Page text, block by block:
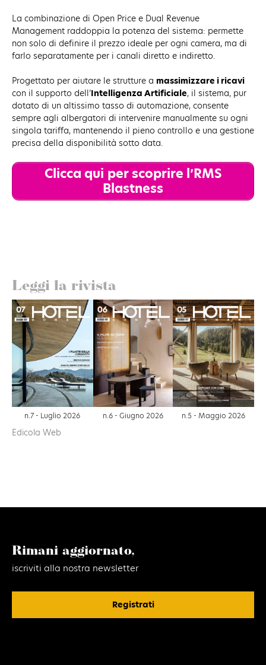
La combinazione di Open Price e Dual Revenue
Management raddoppia la potenza del sistema: permette
non solo di definire il prezzo ideale per ogni camera, ma di
farlo separatamente per i canali diretto e indiretto.
Progettato per aiutare le strutture a massimizzare i ricavi
con il supporto dell’Intelligenza Artificiale, il sistema, pur
dotato di un altissimo tasso di automazione, consente
sempre agli albergatori di intervenire manualmente su ogni
singola tariffa, mantenendo il pieno controllo e una gestione
precisa della disponibilità sotto data.
Clicca qui per scoprire l’RMS
Blastness
Leggi la rivista
n.7 - Luglio 2026 n.6 - Giugno 2026 n.5 - Maggio 2026
Edicola Web
Rimani aggiornato,
iscriviti alla nostra newsletter
Registrati